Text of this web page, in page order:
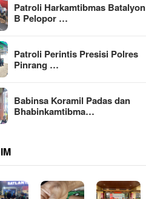
Patroli Harkamtibmas Batalyon
B Pelopor …
Patroli Perintis Presisi Polres
Pinrang …
Babinsa Koramil Padas dan
Bhabinkamtibma…